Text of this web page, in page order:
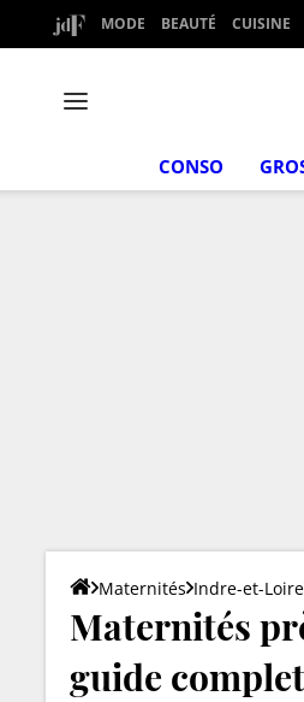
MODE BEAUTÉ CUISINE
CONSO
Maternités Indre-et-Loire
Maternités
guide complet